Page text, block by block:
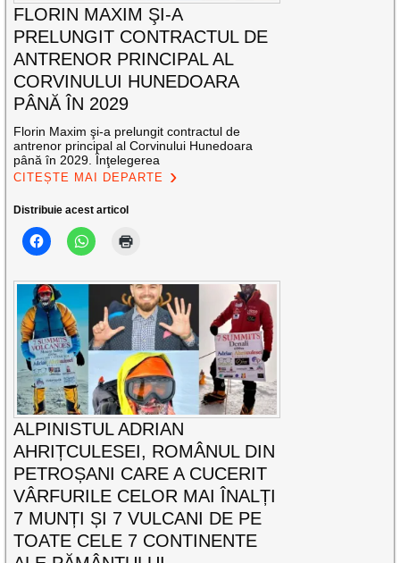
FLORIN MAXIM ŞI-A
PRELUNGIT CONTRACTUL DE
ANTRENOR PRINCIPAL AL
CORVINULUI HUNEDOARA
PÂNĂ ÎN 2029
Florin Maxim şi-a prelungit contractul de
antrenor principal al Corvinului Hunedoara
până în 2029. Înţelegerea
CITEȘTE MAI DEPARTE
Distribuie acest articol
ALPINISTUL ADRIAN
AHRIȚCULESEI, ROMÂNUL DIN
PETROȘANI CARE A CUCERIT
VÂRFURILE CELOR MAI ÎNALȚI
7 MUNȚI ȘI 7 VULCANI DE PE
TOATE CELE 7 CONTINENTE